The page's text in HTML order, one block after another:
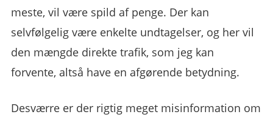
meste, vil være spild af penge. Der kan
selvfølgelig være enkelte undtagelser, og her vil
den mængde direkte trafik, som jeg kan
forvente, altså have en afgørende betydning.
Desværre er der rigtig meget misinformation om